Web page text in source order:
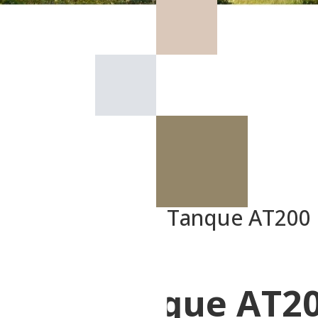
Tanque AT200
Tanque